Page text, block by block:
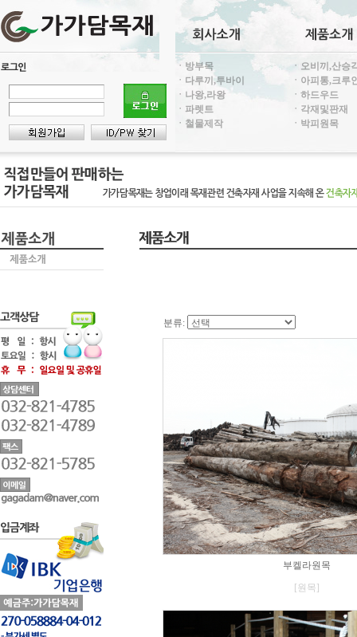
ㆍ방부목
ㆍ오비끼,산승
ㆍ다루끼,투바이
ㆍ아피통,크루
ㆍ나왕,라왕
ㆍ하드우드
ㆍ파렛트
ㆍ각재및판재
ㆍ철물제작
ㆍ박피원목
분류:
부켈라원목
[원목]